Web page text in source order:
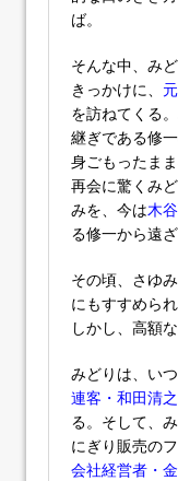
ば。
そんな中、み
きっかけに、
を訪ねてくる
継ぎである修
身ごもったま
再会に驚くみ
みを、今は木
る修一から遠
その頃、さゆみ
にもすすめら
しかし、高額
みどりは、い
連客・和田清
る。そして、
にぎり販売の
会社経営者・